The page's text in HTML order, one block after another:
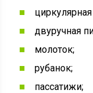
двуручная
молоток;
рубанок;
пассатижи;